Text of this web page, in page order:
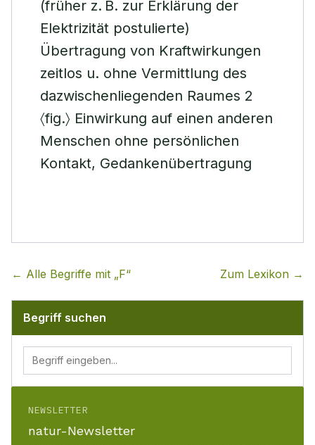
(früher z. B. zur Erklärung der
Elektrizität postulierte)
Übertragung von Kraftwirkungen
zeitlos u. ohne Vermittlung des
dazwischenliegenden Raumes 2
〈fig.〉 Einwirkung auf einen anderen
Menschen ohne persönlichen
Kontakt, Gedankenübertragung
← Alle Begriffe mit „F“ Zum Lexikon →
Begriff suchen
NEWSLETTER
natur-Newsletter